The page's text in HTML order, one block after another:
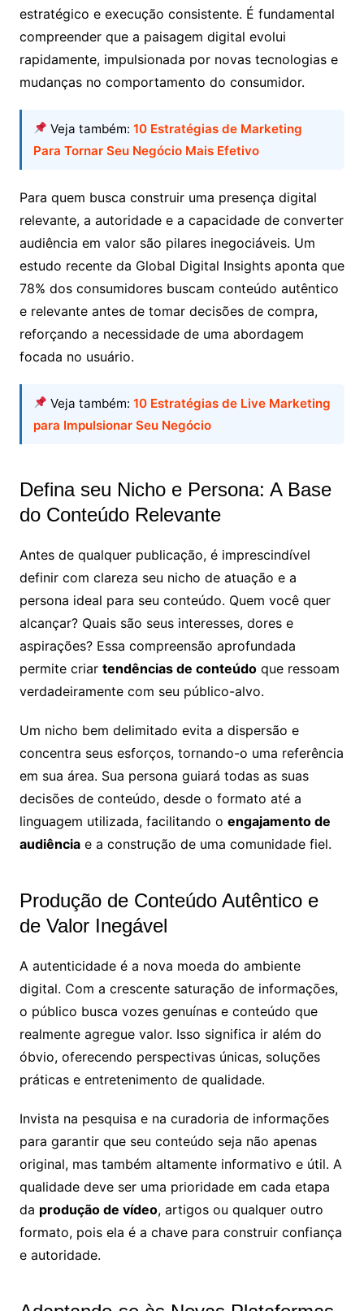
estratégico e execução consistente. É fundamental
compreender que a paisagem digital evolui
rapidamente, impulsionada por novas tecnologias e
mudanças no comportamento do consumidor.
Veja também:10 Estratégias de Marketing
Para Tornar Seu Negócio Mais Efetivo
Para quem busca construir uma presença digital
relevante, a autoridade e a capacidade de converter
audiência em valor são pilares inegociáveis. Um
estudo recente da Global Digital Insights aponta que
78% dos consumidores buscam conteúdo autêntico
e relevante antes de tomar decisões de compra,
reforçando a necessidade de uma abordagem
focada no usuário.
Veja também:10 Estratégias de Live Marketing
para Impulsionar Seu Negócio
Defina seu Nicho e Persona: A Base
do Conteúdo Relevante
Antes de qualquer publicação, é imprescindível
definir com clareza seu nicho de atuação e a
persona ideal para seu conteúdo. Quem você quer
alcançar? Quais são seus interesses, dores e
aspirações? Essa compreensão aprofundada
permite criar tendências de conteúdoque ressoam
verdadeiramente com seu público-alvo.
Um nicho bem delimitado evita a dispersão e
concentra seus esforços, tornando-o uma referência
em sua área. Sua persona guiará todas as suas
decisões de conteúdo, desde o formato até a
linguagem utilizada, facilitando o engajamento de
audiênciae a construção de uma comunidade fiel.
Produção de Conteúdo Autêntico e
de Valor Inegável
A autenticidade é a nova moeda do ambiente
digital. Com a crescente saturação de informações,
o público busca vozes genuínas e conteúdo que
realmente agregue valor. Isso significa ir além do
óbvio, oferecendo perspectivas únicas, soluções
práticas e entretenimento de qualidade.
Invista na pesquisa e na curadoria de informações
para garantir que seu conteúdo seja não apenas
original, mas também altamente informativo e útil. A
qualidade deve ser uma prioridade em cada etapa
da produção de vídeo, artigos ou qualquer outro
formato, pois ela é a chave para construir confiança
e autoridade.